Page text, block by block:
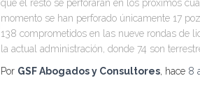
que el resto se perforarán en los próximos
momento se han perforado únicamente 17
138 comprometidos en las nueve rondas de
la actual administración, donde 74 son
Por GSF Abogados y Consultores, hace 8